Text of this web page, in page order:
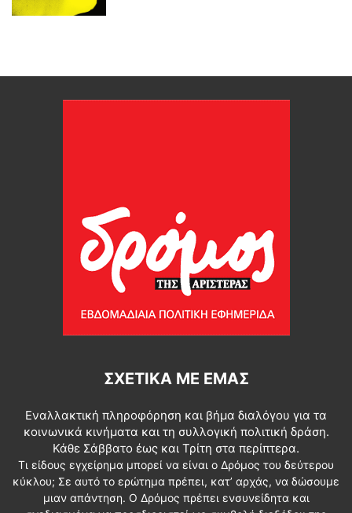
ΣΧΕΤΙΚΆ ΜΕ ΕΜΆΣ
Εναλλακτική πληροφόρηση και βήμα διαλόγου για τα
κοινωνικά κινήματα και τη συλλογική πολιτική δράση.
Κάθε Σάββατο έως και Τρίτη στα περίπτερα.
Τι είδους εγχείρημα μπορεί να είναι ο Δρόμος του δεύτερου
κύκλου; Σε αυτό το ερώτημα πρέπει, κατ’ αρχάς, να δώσουμε
μιαν απάντηση. Ο Δρόμος πρέπει ενσυνείδητα και